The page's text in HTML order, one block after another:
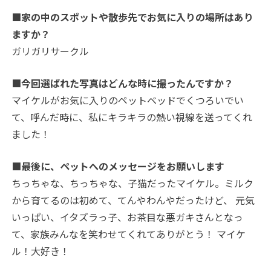
■家の中のスポットや散歩先でお気に入りの場所はあり
ますか？
ガリガリサークル
■今回選ばれた写真はどんな時に撮ったんですか？
マイケルがお気に入りのペットベッドでくつろいでい
て、呼んだ時に、私にキラキラの熱い視線を送ってくれ
ました！
■最後に、ペットへのメッセージをお願いします
ちっちゃな、ちっちゃな、子猫だったマイケル。ミルク
から育てるのは初めて、てんやわんやだったけど、 元気
いっぱい、イタズラっ子、お茶目な悪ガキさんとなっ
て、家族みんなを笑わせてくれてありがとう！ マイケ
ル！大好き！